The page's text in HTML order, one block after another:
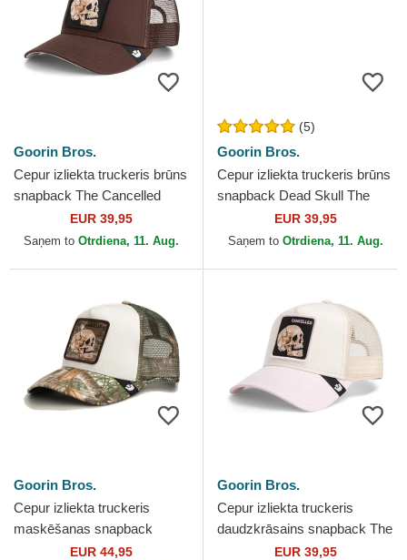
Goorin Bros.
Cepur izliekta truckeris brūns
snapback The Cancelled
Skull Grit The Farm no
Goorin Bros.
EUR 39,95
Saņem to Otrdiena, 11. Aug.
(5)
Goorin Bros.
Cepur izliekta truckeris brūns
snapback Dead Skull The
Farm no Goorin Bros.
EUR 39,95
Saņem to Otrdiena, 11. Aug.
Goorin Bros.
Cepur izliekta truckeris
maskēšanas snapback
Realtree Edge Cancelled
EUR 44,95
Goorin Bros.
Cepur izliekta truckeris
daudzkrāsains snapback The
Cancelled Skull Whisper The
EUR 39,95